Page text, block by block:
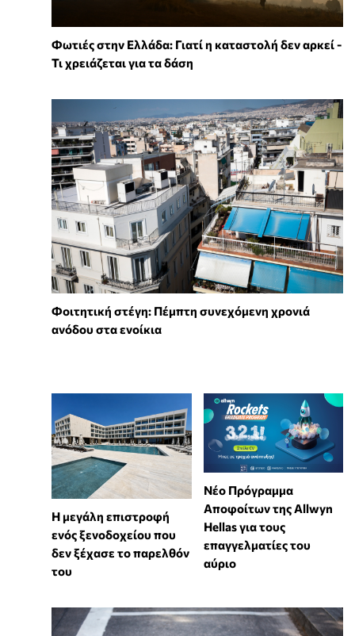
Φωτιές στην Ελλάδα: Γιατί η καταστολή δεν αρκεί -
Τι χρειάζεται για τα δάση
Φοιτητική στέγη: Πέμπτη συνεχόμενη χρονιά
ανόδου στα ενοίκια
Η μεγάλη επιστροφή
ενός ξενοδοχείου που
δεν ξέχασε το παρελθόν
του
Νέο Πρόγραμμα
Αποφοίτων της Allwyn
Hellas για τους
επαγγελματίες του
αύριο